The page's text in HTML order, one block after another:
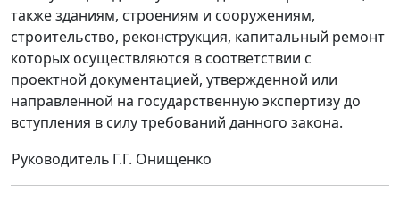
также зданиям, строениям и сооружениям,
строительство, реконструкция, капитальный ремонт
которых осуществляются в соответствии с
проектной документацией, утвержденной или
направленной на государственную экспертизу до
вступления в силу требований данного закона.
Руководитель Г.Г. Онищенко